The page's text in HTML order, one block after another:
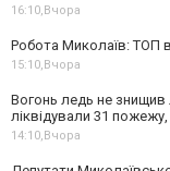
16:10, Вчора
Робота Миколаїв: ТОП
15:10, Вчора
Вогонь ледь не знищив
ліквідували 31
14:10, Вчора